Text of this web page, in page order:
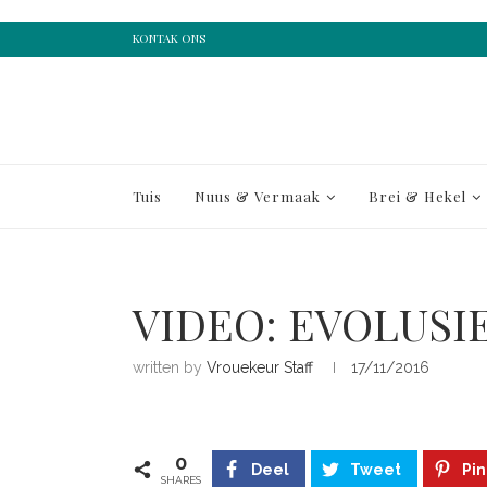
KONTAK ONS
Tuis Nuus & Vermaak Brei & Hekel
VIDEO:
written by Vrouekeur Staff 17/11/2016
0
SHARES
Deel Tweet